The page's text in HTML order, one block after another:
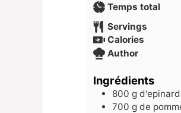
Temps total
Servings
Calories
Author
Ingrédients
800 g
700 g de